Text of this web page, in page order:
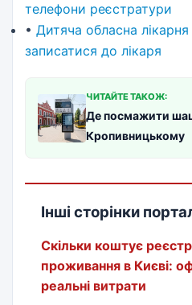
телефони реєстратури
• Дитяча обласна
записатися до лікаря
ЧИТАЙТЕ ТАКОЖ:
Де посмажити
Кропивницькому
Інші сторінки
Скільки коштує
проживання в Києві:
реальні витрати